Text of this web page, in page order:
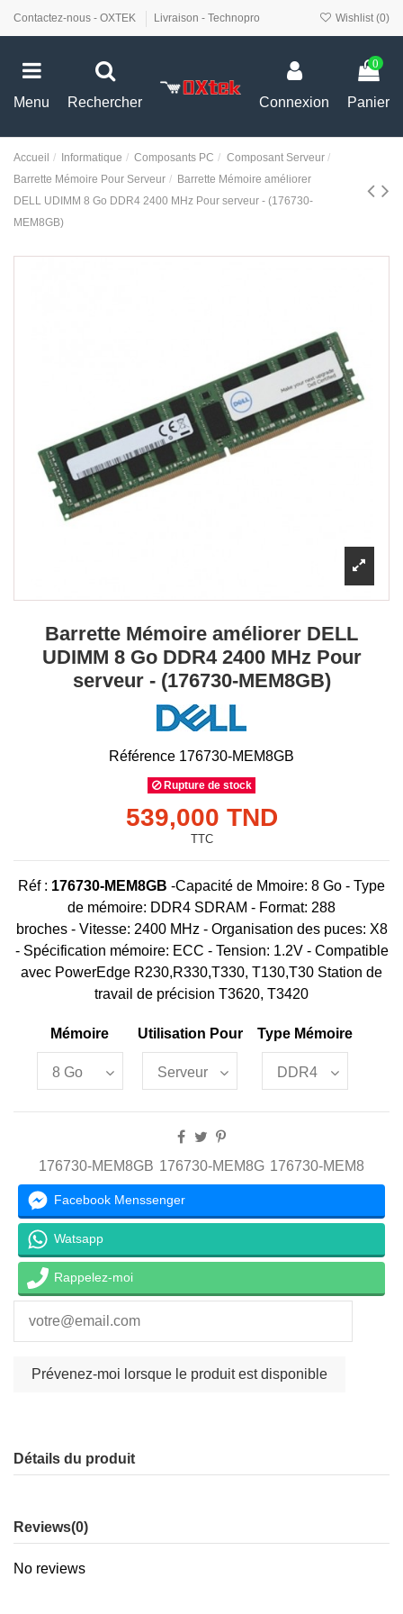
Contactez-nous - OXTEK Livraison - Technopro Wishlist (0)
Menu Rechercher Connexion
0
Panier
Accueil Informatique Composants PC
Composant Serveur
Barrette Mémoire Pour Serveur
Barrette Mémoire améliorer
DELL UDIMM 8 Go DDR4 2400 MHz Pour serveur - (176730-
MEM8GB)
Barrette Mémoire améliorer DELL
UDIMM 8 Go DDR4 2400 MHz Pour
serveur - (176730-MEM8GB)
Référence 176730-MEM8GB
Rupture de stock
539,000 TND
TTC
Réf : 176730-MEM8GB -Capacité de Mmoire: 8 Go - Type
de mémoire: DDR4 SDRAM - Format: 288
broches - Vitesse: 2400 MHz - Organisation des puces: X8
- Spécification mémoire: ECC - Tension: 1.2V - Compatible
avec PowerEdge R230,R330,T330, T130,T30 Station de
travail de précision T3620, T3420
Mémoire Utilisation Pour Type Mémoire
176730-MEM8GB 176730-MEM8G 176730-MEM8
Facebook Menssenger
Watsapp
Rappelez-moi
Détails du produit
Reviews(0)
No reviews